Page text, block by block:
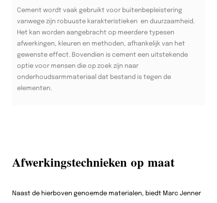
Cement wordt vaak gebruikt voor buitenbepleistering
vanwege zijn robuuste karakteristieken en duurzaamheid.
Het kan worden aangebracht op meerdere typesen
afwerkingen, kleuren en methoden, afhankelijk van het
gewenste effect. Bovendien is cement een uitstekende
optie voor mensen die op zoek zijn naar
onderhoudsarmmateriaal dat bestand is tegen de
elementen.
Afwerkingstechnieken op maat
Naast de hierboven genoemde materialen, biedt Marc Jenner